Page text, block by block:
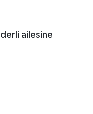
ailesine